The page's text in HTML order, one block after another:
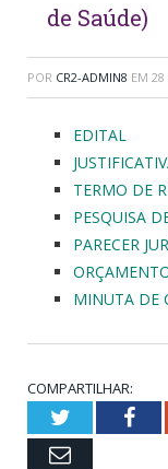
de Saúde)
POR CR2-ADMIN8 EM 28
EDITAL
TERMO DE
PESQUISA
PARECER
MINUTA DE
COMPARTILHAR:
Twitter
Email